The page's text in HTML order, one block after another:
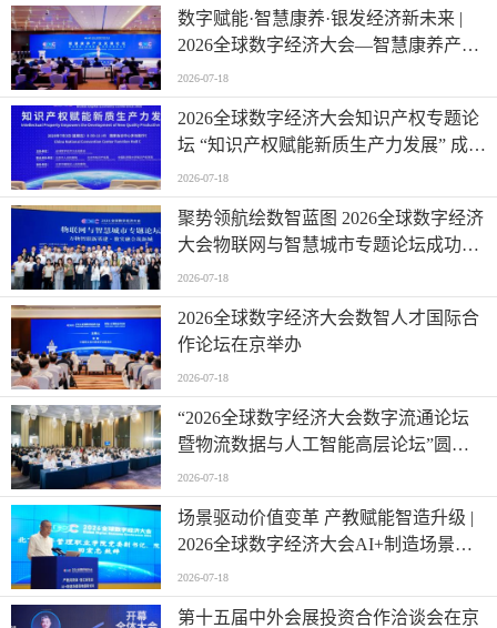
数字赋能·智慧康养·银发经济新未来 |
2026全球数字经济大会—智慧康养产业
发展论坛在京举办
2026-07-18
2026全球数字经济大会知识产权专题论
坛 “知识产权赋能新质生产力发展” 成功
举办
2026-07-18
聚势领航绘数智蓝图 2026全球数字经济
大会物联网与智慧城市专题论坛成功举
办
2026-07-18
2026全球数字经济大会数智人才国际合
作论坛在京举办
2026-07-18
“2026全球数字经济大会数字流通论坛
暨物流数据与人工智能高层论坛”圆满
成功举办
2026-07-18
场景驱动价值变革 产教赋能智造升级 |
2026全球数字经济大会AI+制造场景落
地国际论坛成功举办
2026-07-18
第十五届中外会展投资合作洽谈会在京